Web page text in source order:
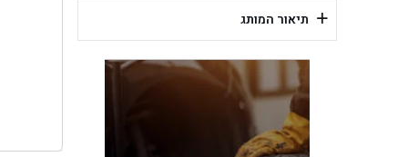
+ תיאור המותג